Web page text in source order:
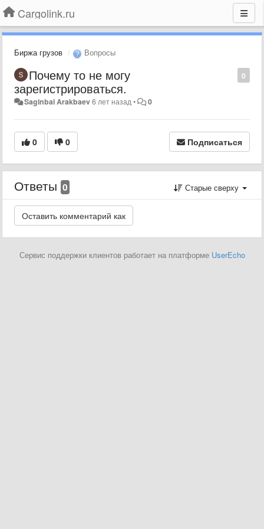
Cargolink.ru
Биржа грузов Вопросы
0
Почему то не могу
зарегистрироваться.
Saginbai Arakbaev6 лет назад • 0
0 0 Подписаться
Ответы 0 Старые сверху
Сервис поддержки клиентов работает на платформе UserEcho